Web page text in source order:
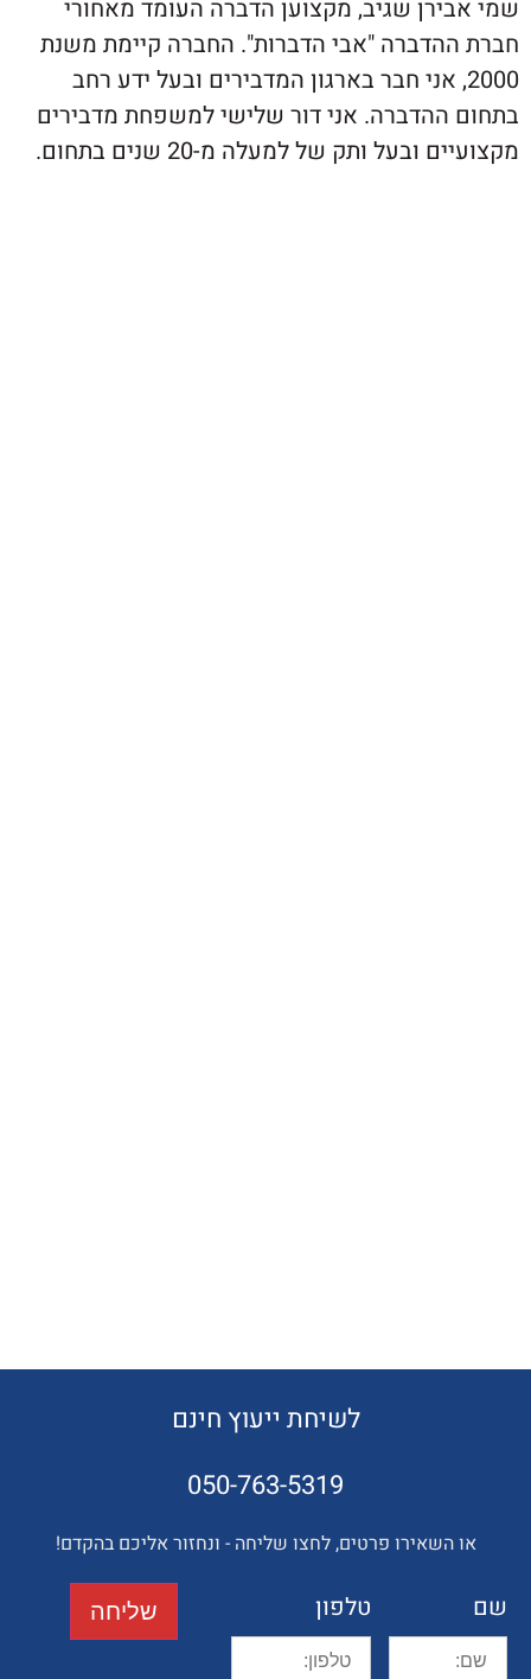
שגיב, מקצוען הדברה העומד מאחורי
"אבי הדברות". החברה קיימת משנת
אני חבר בארגון המדבירים ובעל ידע רחב
אני דור שלישי למשפחת מדבירים
ותק של למעלה מ-20 שנים בתחום.
לשיחת ייעוץ חינם
050-763-5319
פרטים, לחצו שליחה - ונחזור אליכם בהקדם!